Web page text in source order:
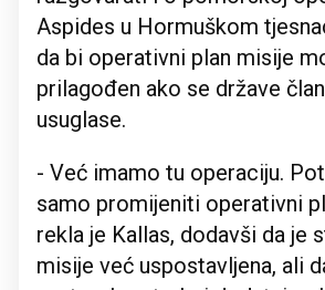
Aspides u Hormuškom
da bi operativni plan misije
prilagođen ako se države
usuglase.
- Već imamo tu operaciju.
samo promijeniti operativni
rekla je Kallas, dodavši da je
misije već uspostavljena, ali